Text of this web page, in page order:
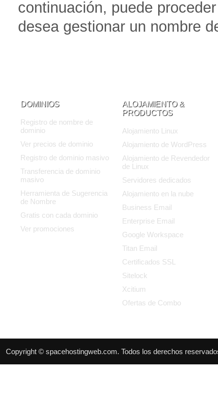
continuación, puede
desea gestionar un nombre
DOMINIOS
Registro de nombre de
dominio
Ver precios de dominio
Registro de dominio masivo
Transferencia de dominio
masivo
Herramienta de Sugerencia
de Nombre
Gratis con cada dominio
Ver promociones
ALOJAMIENTO &
PRODUCTOS
Alojamiento Linux
Alojamiento de WordPress
Alojamiento de Revendedor
de Linux
Servidores dedicados
Alojamiento en la nube
Business Email
Enterprise Email
Google Workspace
Titan Email
Certificados SSL
Sitelock
Xcitium
Ofertas de Combo
Copyright © spacehostingweb.com. Todos los derechos